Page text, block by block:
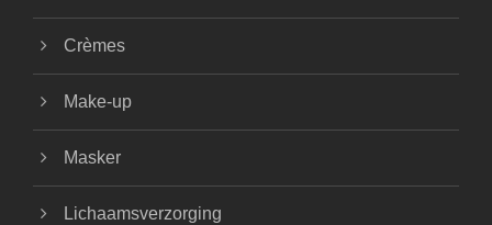
Crèmes
Make-up
Masker
Lichaamsverzorging